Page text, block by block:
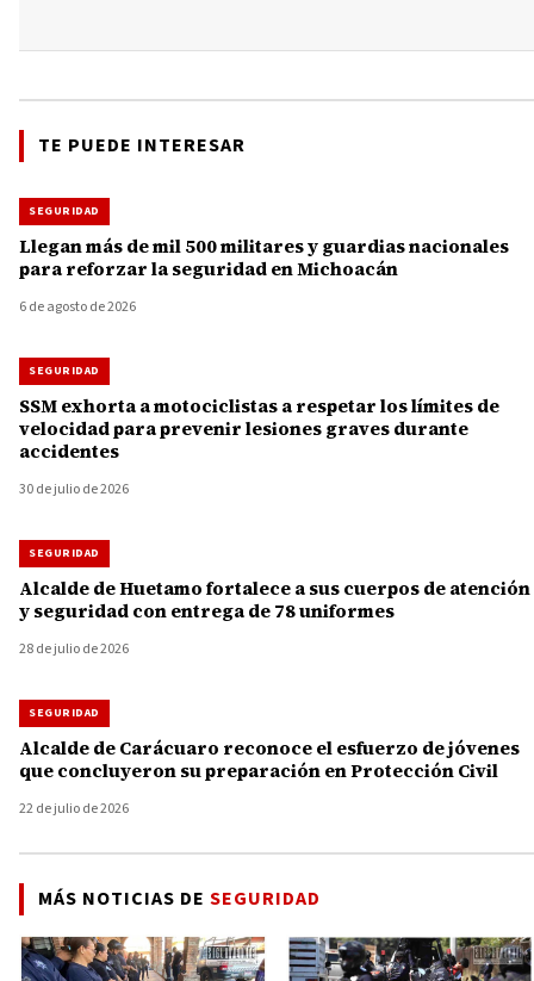
TE PUEDE INTERESAR
SEGURIDAD
Llegan más de mil 500 militares y guardias nacionales
para reforzar la seguridad en Michoacán
6 de agosto de 2026
SEGURIDAD
SSM exhorta a motociclistas a respetar los límites de
velocidad para prevenir lesiones graves durante
accidentes
30 de julio de 2026
SEGURIDAD
Alcalde de Huetamo fortalece a sus cuerpos de atención
y seguridad con entrega de 78 uniformes
28 de julio de 2026
SEGURIDAD
Alcalde de Carácuaro reconoce el esfuerzo de jóvenes
que concluyeron su preparación en Protección Civil
22 de julio de 2026
MÁS NOTICIAS DE SEGURIDAD